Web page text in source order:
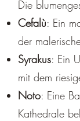
Die
Cefalù: Ein
der
Syrakus: Ein
mit dem
Noto: Eine
Kathedrale